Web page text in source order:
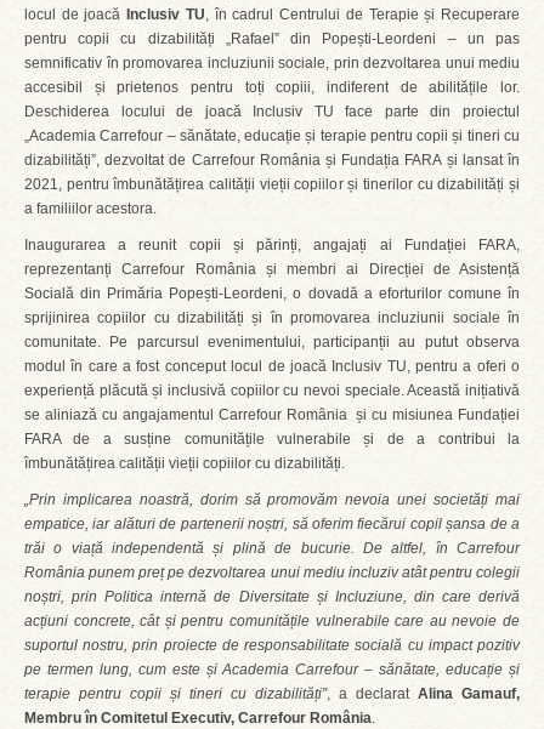
locul de joacă Inclusiv TU, în cadrul Centrului de Terapie și Recuperare
pentru copii cu dizabilități „Rafael” din Popești-Leordeni – un pas
semnificativ în promovarea incluziunii sociale, prin dezvoltarea unui mediu
accesibil și prietenos pentru toți copiii, indiferent de abilitățile lor.
Deschiderea locului de joacă Inclusiv TU face parte din proiectul
„Academia Carrefour – sănătate, educație și terapie pentru copii și tineri cu
dizabilități”, dezvoltat de Carrefour România și Fundația FARA și lansat în
2021, pentru îmbunătățirea calității vieții copiilor și tinerilor cu dizabilități și
a familiilor acestora.
Inaugurarea a reunit copii și părinți, angajați ai Fundației FARA,
reprezentanți Carrefour România și membri ai Direcției de Asistență
Socială din Primăria Popești-Leordeni, o dovadă a eforturilor comune în
sprijinirea copiilor cu dizabilități și în promovarea incluziunii sociale în
comunitate. Pe parcursul evenimentului, participanții au putut observa
modul în care a fost conceput locul de joacă Inclusiv TU, pentru a oferi o
experiență plăcută și inclusivă copiilor cu nevoi speciale. Această inițiativă
se aliniază cu angajamentul Carrefour România și cu misiunea Fundației
FARA de a susține comunitățile vulnerabile și de a contribui la
îmbunătățirea calității vieții copiilor cu dizabilități.
„Prin implicarea noastră, dorim să promovăm nevoia unei societăți mai
empatice, iar alături de partenerii noștri, să oferim fiecărui copil șansa de a
trăi o viață independentă și plină de bucurie. De altfel, în Carrefour
România punem preț pe dezvoltarea unui mediu incluziv atât pentru colegii
noștri, prin Politica internă de Diversitate și Incluziune, din care derivă
acțiuni concrete, cât și pentru comunitățile vulnerabile care au nevoie de
suportul nostru, prin proiecte de responsabilitate socială cu impact pozitiv
pe termen lung, cum este și Academia Carrefour – sănătate, educație și
terapie pentru copii și tineri cu dizabilități”, a declarat Alina Gamauf,
Membru în Comitetul Executiv, Carrefour România.